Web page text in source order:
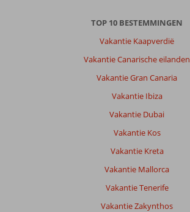
TOP 10 BESTEMMINGEN
Vakantie Kaapverdië
Vakantie Canarische eilanden
Vakantie Gran Canaria
Vakantie Ibiza
Vakantie Dubai
Vakantie Kos
Vakantie Kreta
Vakantie Mallorca
Vakantie Tenerife
Vakantie Zakynthos